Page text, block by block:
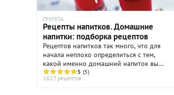
ГРУППА
Рецепты напитков. Домашние
напитки: подборка рецептов
Рецептов напитков так много, что для
начала неплохо определиться с тем,
какой именно домашний напиток вы
желаете. Чай или кофе на завтрак, а,
может быть, свежевыжатый сок – фреш?
Или молочный коктейль ...
5 (5)
1627 рецептов